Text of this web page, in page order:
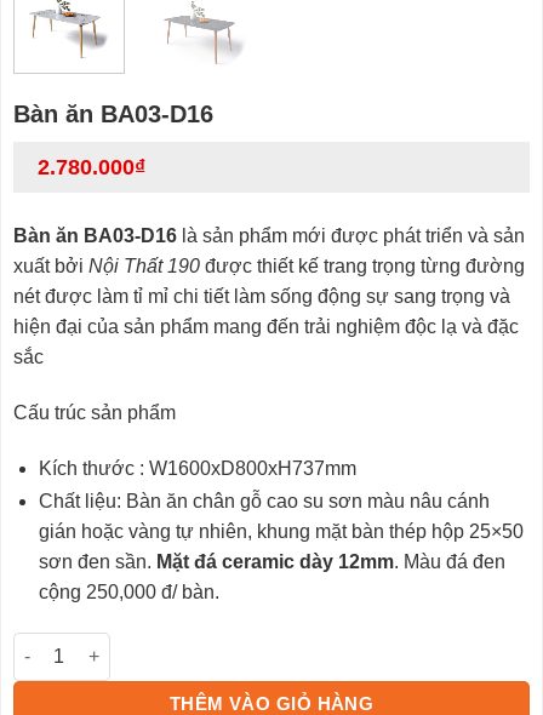
Bàn ăn BA03-D16
2.780.000₫
Bàn ăn BA03-D16 là sản phẩm mới được phát triển và sản
xuất bởi Nội Thất 190 được thiết kế trang trọng từng đường
nét được làm tỉ mỉ chi tiết làm sống động sự sang trọng và
hiện đại của sản phẩm mang đến trải nghiệm độc lạ và đặc
sắc
Cấu trúc sản phẩm
Kích thước : W1600xD800xH737mm
Chất liệu: Bàn ăn chân gỗ cao su sơn màu nâu cánh
gián hoặc vàng tự nhiên, khung mặt bàn thép hộp 25×50
sơn đen sần. Mặt đá ceramic dày 12mm. Màu đá đen
cộng 250,000 đ/ bàn.
Bàn ăn BA03-D16 số lượng
THÊM VÀO GIỎ HÀNG